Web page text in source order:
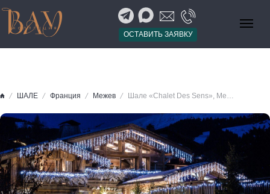
ОСТАВИТЬ ЗАЯВКУ
ШАЛЕ Франция Межев Шале «Chalet Des Sens», Межев